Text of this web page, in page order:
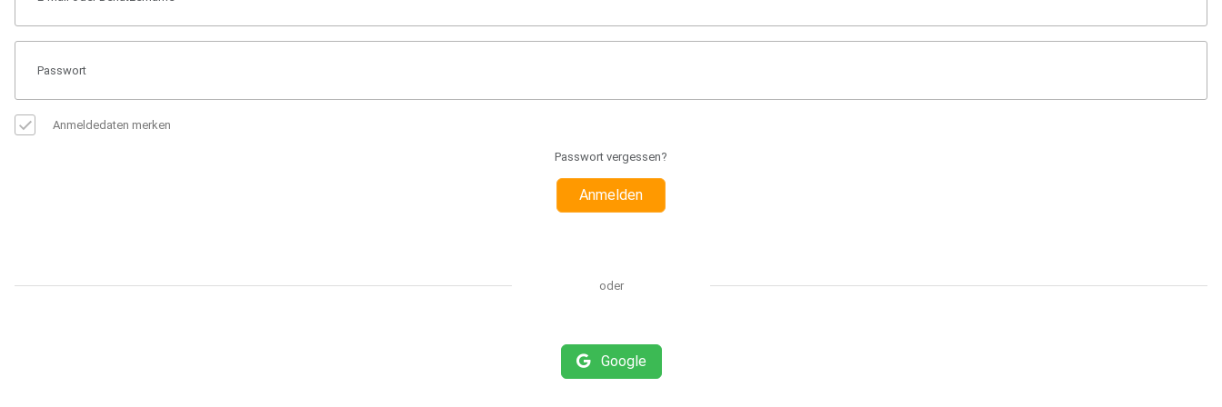
Anmeldedaten merken
Passwort vergessen?
Anmelden
oder
Google